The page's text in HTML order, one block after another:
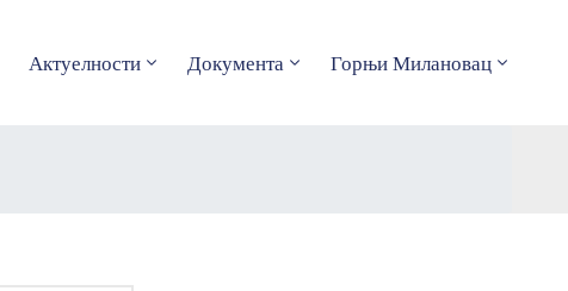
Актуелности Документа Горњи Милановац